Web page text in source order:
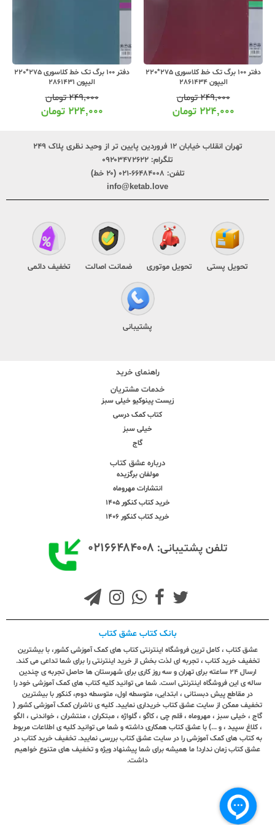
دفتر 100 برگ تک خط کلاسوری 275*220
الیپون 2861434
۲۴۹,۰۰۰تومان
۲۲۴,۰۰۰ تومان
دفتر 100 برگ تک خط کلاسوری 275*220
الیپون 2861431
۲۴۹,۰۰۰تومان
۲۲۴,۰۰۰ تومان
تهران انقلاب خیابان ۱۲ فروردین پایین تر از وحید نظری پلاک ۲۴۹
تلگرام: ۰۹۲۰۳۴۷۲۶۲۲
تلفن: ۶۶۴۸۴۰۰۸-۰۲۱ (۲۰ خط)
info@ketab.love
تحویل پستی تحویل موتوری ضمانت اصالت تخفیف دائمی
پشتیبانی
راهنمای خرید
خدمات مشتریان
زیست پینوکیو خیلی سبز
کتاب کمک درسی
خیلی سبز
گاج
درباره عشق کتاب
مولفان برگزیده
انتشارات مهروماه
خرید کتاب کنکور 1405
خرید کتاب کنکور 1406
تلفن پشتیبانی: ۰۲۱۶۶۴۸۴۰۰۸
بانک کتاب عشق کتاب
عشق کتاب ، کامل ترین فروشگاه اینترنتی کتاب های کمک آموزشی کشور، با بیشترین
تخفیف خرید کتاب ، تجربه ای لذت بخش از خرید اینترنتی را برای شما تداعی می کند.
ارسال ٢٤ ساعته برای تهران و سه روز کاری برای شهرستان ها حاصل تجربه ی چندین
ساله ی این فروشگاه اینترنتی است. شما می توانید کلیه کتاب های کمک آموزشی خود را
در مقاطع پیش دبستانی ، ابتدایی، متوسطه اول، متوسطه دوم، کنکور با بیشترین
تخفیف ممکن از سایت عشق کتاب خریداری نمایید. کلیه ی ناشران کمک آموزشی کشور (
گاج ، خیلی سبز ، مهروماه ، قلم چی ، کاگو ، گلواژه ، مبتکران ، منتشران ، خواندنی ، الگو
، کلاغ سپید ، و ...) با عشق کتاب همکاری داشته و شما می توانید کلیه ی اطلاعات مربوط
به کتاب های کمک آموزشی را در سایت عشق کتاب بررسی نمایید. تخفیف خرید کتاب در
عشق کتاب زمان ندارد! ما همیشه برای شما پیشنهاد ویژه و تخفیف های متنوع خواهیم
داشت.